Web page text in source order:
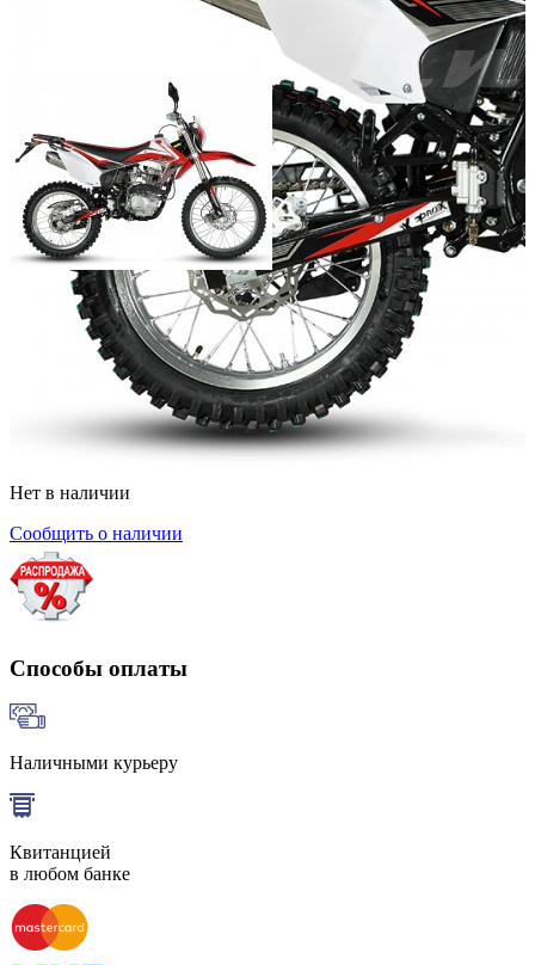
Мощность двигателя (л.с.):
Объём двигателя (куб.см):
Число цилиндров:1
Тип охлаждения:Воздушный
Тип стартера: электрический
Масса (кг):
Добавить к сравнению
Нет в наличии
Сообщить о наличии
Способы оплаты
Наличными курьеру
Квитанцией
в любом банке